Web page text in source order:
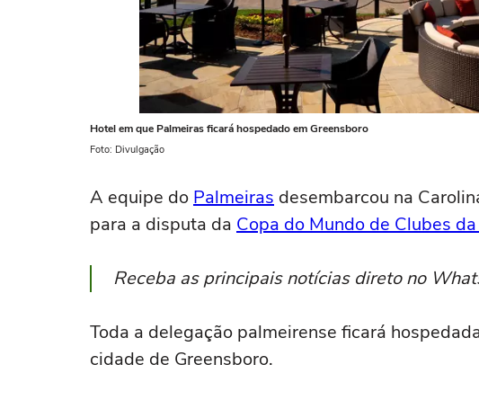
Hotel em que Palmeiras ficará hospedado em Greensboro
Foto: Divulgação
A equipe do Palmeiras desembarcou na
para a disputa da Copa do Mundo de Clubes
Receba as principais notícias direto no
Toda a delegação palmeirense ficará
cidade de Greensboro.